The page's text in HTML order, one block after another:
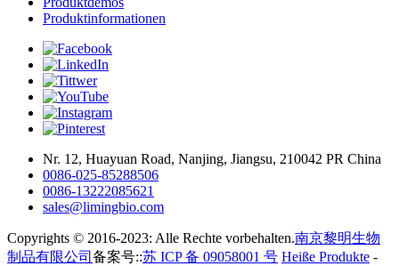
Produktinformationen
Nr. 12, Huayuan Road, Nanjing, Jiangsu, 210042 PR China
0086-025-85288506
0086-13222085621
sales@limingbio.com
Copyrights © 2016-2023: Alle Rechte vorbehalten.南京黎明生物
制品有限公司 备案号::苏 ICP 备 09058001 号 Heiße Produkte -